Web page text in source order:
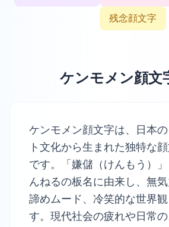
残念顔文字
ケンモメン顔文
ケンモメン顔文字は、日本
ト文化から生まれた独特な
です。「嫌儲（けんもう）
んねるの板名に由来し、無気
諦めムード、冷笑的な世界
す。現代社会の疲れや日常